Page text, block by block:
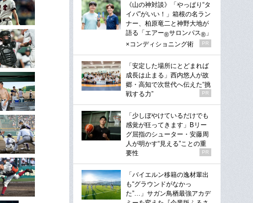
《山の神対談》「やっぱり“タ
イパ”がいい！」箱根の名ラン
ナー、柏原竜二と神野大地が
語る「エアー®サロンパス® 」
×コンディショニング術
PR
「安定した場所にとどまれば
成長は止まる」西内悠人が故
郷・高知で次世代へ伝えた“挑
戦する力”
PR
「少しぼやけているだけでも
感覚が狂ってきます」Bリー
グ屈指のシューター・安藤周
人が明かす“見える”ことの重
要性
PR
「バイエルン移籍の逸材輩出
も“グラウンドがなかっ
た”…」サガン鳥栖最強アカデ